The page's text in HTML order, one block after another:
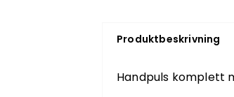
Produktbeskrivning
Handpuls komplett